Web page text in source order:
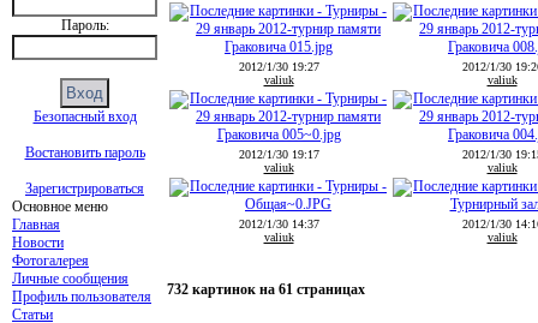
Пароль:
Безопасный вход
Востановить пароль
Зарегистрироваться
Основное меню
Главная
Новости
Фотогалерея
Личные сообщения
Профиль пользователя
Статьи
2012/1/30 19:27
valiuk
2012/1/30
valiuk
2012/1/30 19:17
valiuk
2012/1/30
valiuk
2012/1/30 14:37
valiuk
2012/1/30
valiuk
732 картинок на 61 страницах